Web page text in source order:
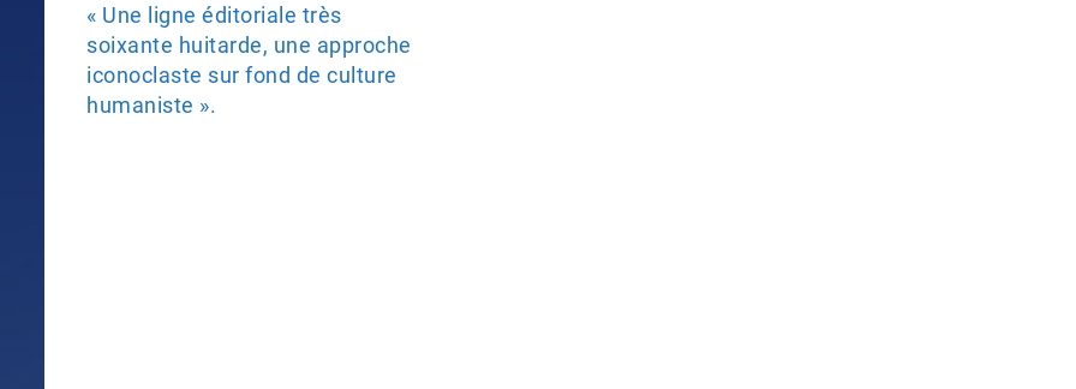
« Une ligne éditoriale très
soixante huitarde, une approche
iconoclaste sur fond de culture
humaniste ».